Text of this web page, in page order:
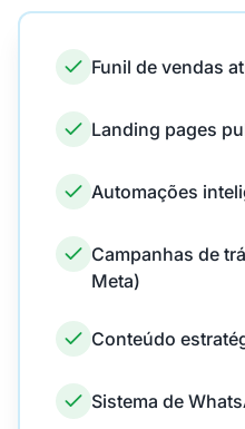
Funil de vendas
Landing pages
Automações
Campanhas de
Meta)
Conteúdo
Sistema de